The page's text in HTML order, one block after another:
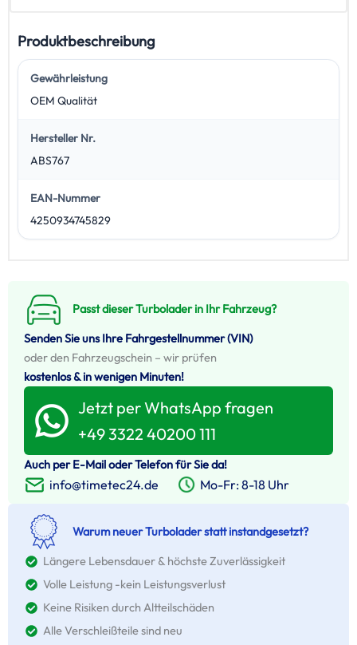
Produktbeschreibung
Gewährleistung
OEM Qualität
Hersteller Nr.
ABS767
EAN-Nummer
4250934745829
Passt dieser Turbolader in Ihr Fahrzeug?
Senden Sie uns Ihre Fahrgestellnummer (VIN)
oder den Fahrzeugschein – wir prüfen
kostenlos & in wenigen Minuten!
Jetzt per WhatsApp fragen
+49 3322 40200 111
Auch per E-Mail oder Telefon für Sie da!
info@timetec24.de Mo-Fr: 8-18 Uhr
Warum neuer Turbolader statt instandgesetzt?
Längere Lebensdauer & höchste Zuverlässigkeit
Volle Leistung -kein Leistungsverlust
Keine Risiken durch Altteilschäden
Alle Verschleißteile sind neu